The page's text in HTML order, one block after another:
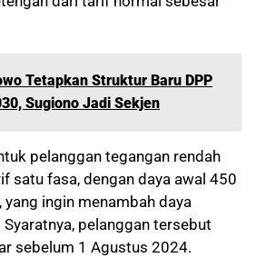
Tetapkan Struktur Baru DPP
Sugiono Jadi Sekjen
pelanggan tegangan rendah
satu fasa, dengan daya awal 450
yang ingin menambah daya
pelanggan tersebut
sebelum 1 Agustus 2024.